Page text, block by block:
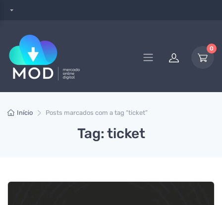
0
Início Posts marcados com a tag “ticket”
Tag: ticket